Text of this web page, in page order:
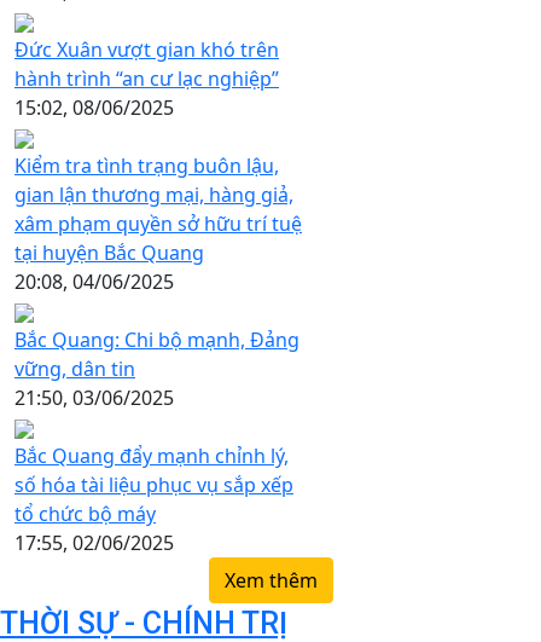
Đức Xuân vượt gian khó trên
hành trình “an cư lạc nghiệp”
15:02, 08/06/2025
Kiểm tra tình trạng buôn lậu,
gian lận thương mại, hàng giả,
xâm phạm quyền sở hữu trí tuệ
tại huyện Bắc Quang
20:08, 04/06/2025
Bắc Quang: Chi bộ mạnh, Đảng
vững, dân tin
21:50, 03/06/2025
Bắc Quang đẩy mạnh chỉnh lý,
số hóa tài liệu phục vụ sắp xếp
tổ chức bộ máy
17:55, 02/06/2025
Xem thêm
THỜI SỰ - CHÍNH TRỊ